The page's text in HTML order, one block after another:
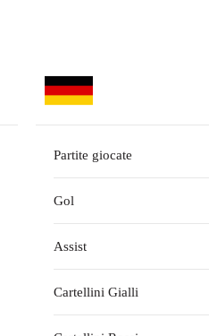
Partite giocate
Gol
Assist
Cartellini Gialli